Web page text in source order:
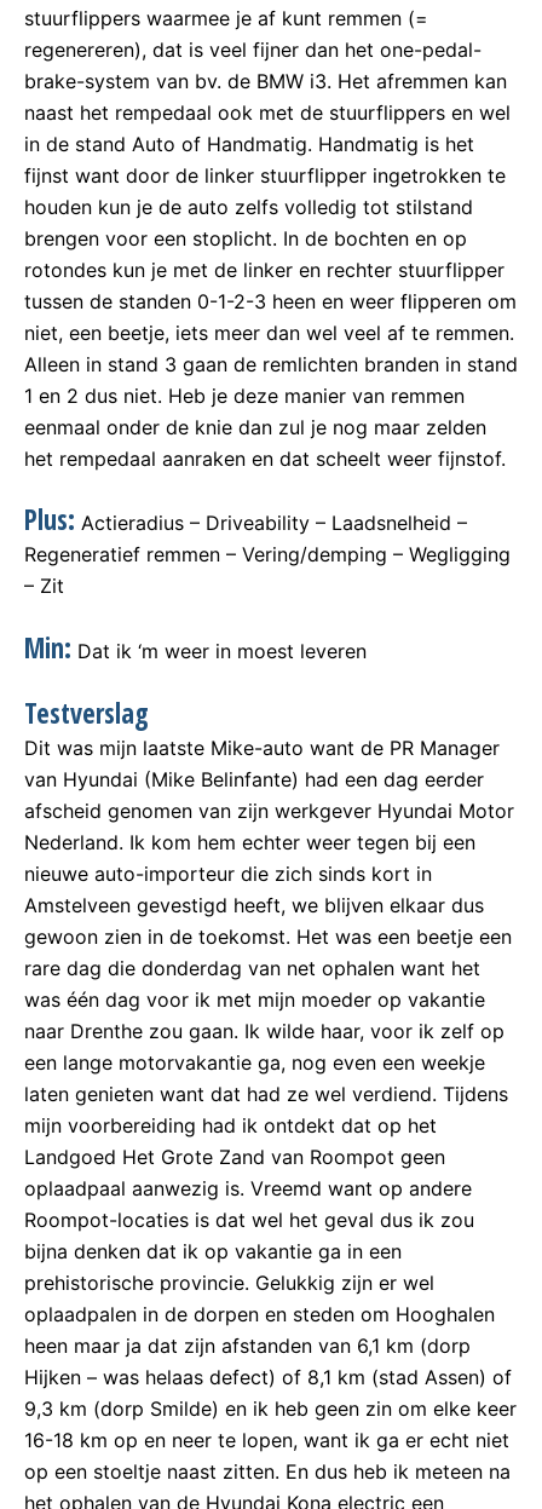
stuurflippers waarmee je af kunt remmen (=
regenereren), dat is veel fijner dan het one-pedal-
brake-system van bv. de BMW i3. Het afremmen kan
naast het rempedaal ook met de stuurflippers en wel
in de stand Auto of Handmatig. Handmatig is het
fijnst want door de linker stuurflipper ingetrokken te
houden kun je de auto zelfs volledig tot stilstand
brengen voor een stoplicht. In de bochten en op
rotondes kun je met de linker en rechter stuurflipper
tussen de standen 0-1-2-3 heen en weer flipperen om
niet, een beetje, iets meer dan wel veel af te remmen.
Alleen in stand 3 gaan de remlichten branden in stand
1 en 2 dus niet. Heb je deze manier van remmen
eenmaal onder de knie dan zul je nog maar zelden
het rempedaal aanraken en dat scheelt weer fijnstof.
Plus: Actieradius – Driveability – Laadsnelheid –
Regeneratief remmen – Vering/demping – Wegligging
– Zit
Min: Dat ik ‘m weer in moest leveren
Testverslag
Dit was mijn laatste Mike-auto want de PR Manager
van Hyundai (Mike Belinfante) had een dag eerder
afscheid genomen van zijn werkgever Hyundai Motor
Nederland. Ik kom hem echter weer tegen bij een
nieuwe auto-importeur die zich sinds kort in
Amstelveen gevestigd heeft, we blijven elkaar dus
gewoon zien in de toekomst. Het was een beetje een
rare dag die donderdag van net ophalen want het
was één dag voor ik met mijn moeder op vakantie
naar Drenthe zou gaan. Ik wilde haar, voor ik zelf op
een lange motorvakantie ga, nog even een weekje
laten genieten want dat had ze wel verdiend. Tijdens
mijn voorbereiding had ik ontdekt dat op het
Landgoed Het Grote Zand van Roompot geen
oplaadpaal aanwezig is. Vreemd want op andere
Roompot-locaties is dat wel het geval dus ik zou
bijna denken dat ik op vakantie ga in een
prehistorische provincie. Gelukkig zijn er wel
oplaadpalen in de dorpen en steden om Hooghalen
heen maar ja dat zijn afstanden van 6,1 km (dorp
Hijken – was helaas defect) of 8,1 km (stad Assen) of
9,3 km (dorp Smilde) en ik heb geen zin om elke keer
16-18 km op en neer te lopen, want ik ga er echt niet
op een stoeltje naast zitten. En dus heb ik meteen na
het ophalen van de Hyundai Kona electric een